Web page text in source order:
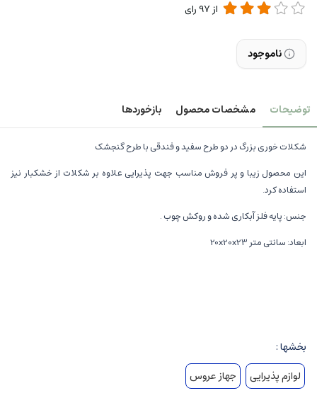
از 97رای
ناموجود
توضیحات مشخصات محصول بازخوردها
شکلات خوری بزرگ در دو طرح سفید و فندقی با طرح گنجشک
این محصول زیبا و پر فروش مناسب جهت پذیرایی علاوه بر شکلات از خشکبار نیز
استفاده کرد.
جنس: پایه فلز آبکاری شده و روکش چوب .
ابعاد: سانتی متر 20x20x23
بخشها :
لوازم پذیرایی
جهاز عروس